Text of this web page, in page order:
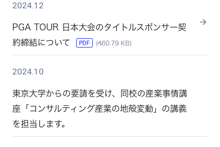
2024.12
PGA TOUR 日本大会のタイトルスポンサー契
約締結について
PDF (460.79 KB)
2024.10
東京大学からの要請を受け、同校の産業事情講
座「コンサルティング産業の地殻変動」の講義
を担当します。